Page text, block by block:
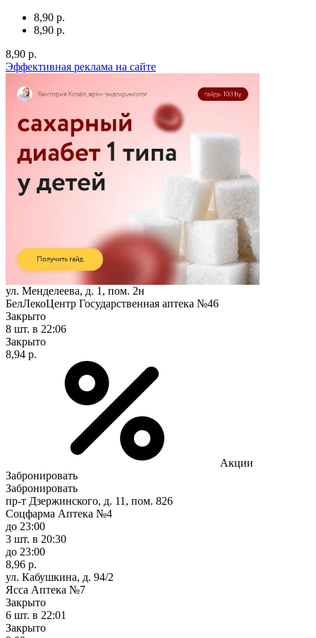
8,90 р.
8,90 р.
8,90 р.
Эффективная реклама на сайте
ул. Менделеева, д. 1, пом. 2н
БелЛекоЦентр Государственная аптека №46
Закрыто
8 шт. в 22:06
Закрыто
8,94 р.
Акции
Забронировать
Забронировать
пр-т Дзержинского, д. 11, пом. 826
Соцфарма Аптека №4
до 23:00
3 шт. в 20:30
до 23:00
8,96 р.
ул. Кабушкина, д. 94/2
Ясса Аптека №7
Закрыто
6 шт. в 22:01
Закрыто